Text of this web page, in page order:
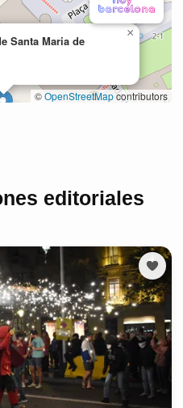
editoriales